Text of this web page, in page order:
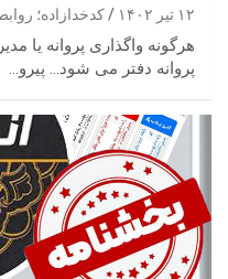
۱۲ تیر ۱۴۰۲ کدخدازاده؛
هرگونه واگذاری پروانه یا
پروانه دفتر می شود… پیرو…